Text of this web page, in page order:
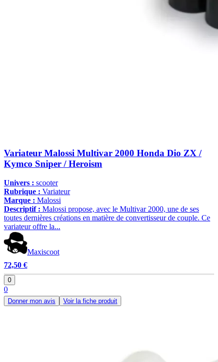
Variateur Malossi Multivar 2000 Honda Dio ZX /
Kymco Sniper / Heroism
Univers : scooter
Rubrique : Variateur
Marque : Malossi
Descriptif : Malossi propose, avec le Multivar 2000, une de ses
toutes dernières créations en matière de convertisseur de couple. Ce
variateur offre la...
Maxiscoot
72,50 €
0
0
Donner mon avis Voir la fiche produit